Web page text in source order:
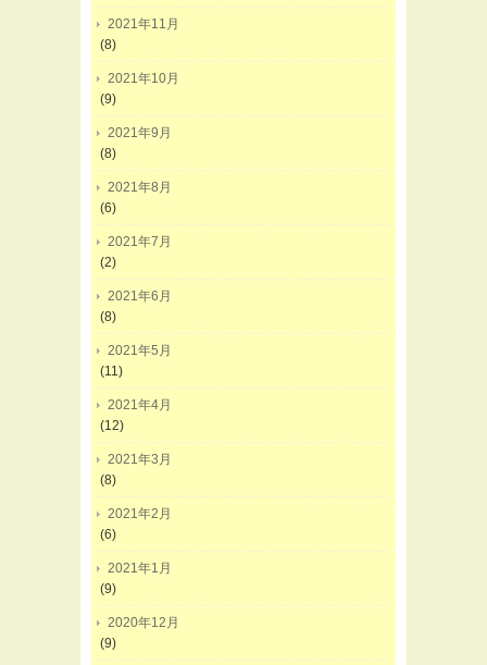
2021年11月
(8)
2021年10月
(9)
2021年9月
(8)
2021年8月
(6)
2021年7月
(2)
2021年6月
(8)
2021年5月
(11)
2021年4月
(12)
2021年3月
(8)
2021年2月
(6)
2021年1月
(9)
2020年12月
(9)